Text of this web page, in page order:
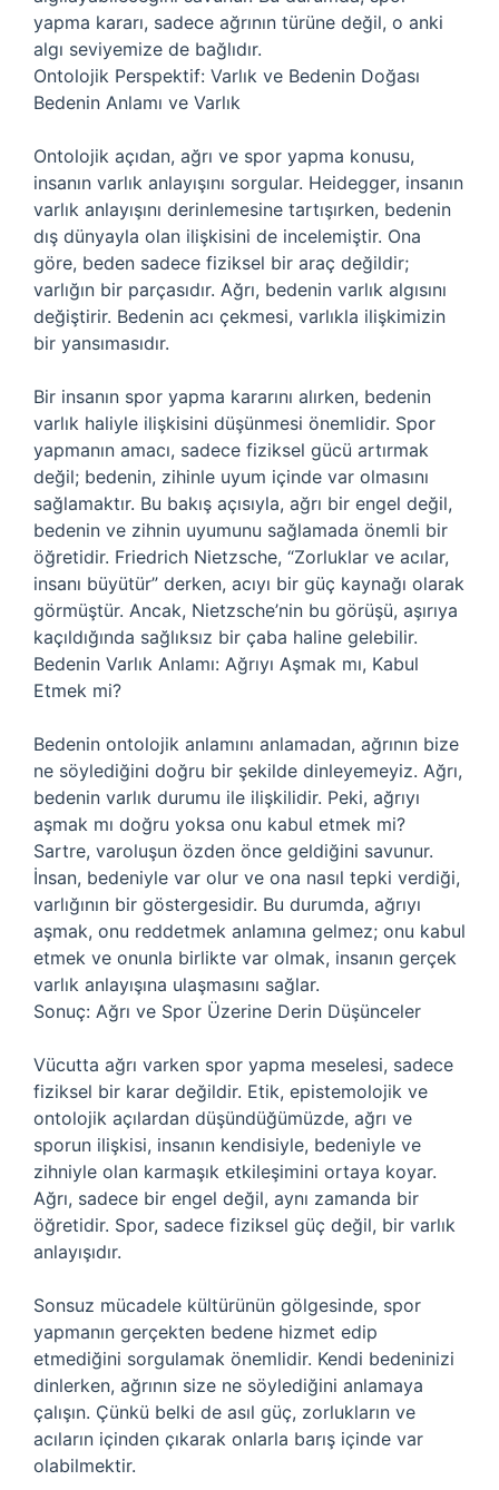
yapma kararı, sadece ağrının türüne değil, o anki
algı seviyemize de bağlıdır.
Ontolojik Perspektif: Varlık ve Bedenin Doğası
Bedenin Anlamı ve Varlık
Ontolojik açıdan, ağrı ve spor yapma konusu,
insanın varlık anlayışını sorgular. Heidegger, insanın
varlık anlayışını derinlemesine tartışırken, bedenin
dış dünyayla olan ilişkisini de incelemiştir. Ona
göre, beden sadece fiziksel bir araç değildir;
varlığın bir parçasıdır. Ağrı, bedenin varlık algısını
değiştirir. Bedenin acı çekmesi, varlıkla ilişkimizin
bir yansımasıdır.
Bir insanın spor yapma kararını alırken, bedenin
varlık haliyle ilişkisini düşünmesi önemlidir. Spor
yapmanın amacı, sadece fiziksel gücü artırmak
değil; bedenin, zihinle uyum içinde var olmasını
sağlamaktır. Bu bakış açısıyla, ağrı bir engel değil,
bedenin ve zihnin uyumunu sağlamada önemli bir
öğretidir. Friedrich Nietzsche, “Zorluklar ve acılar,
insanı büyütür” derken, acıyı bir güç kaynağı olarak
görmüştür. Ancak, Nietzsche’nin bu görüşü, aşırıya
kaçıldığında sağlıksız bir çaba haline gelebilir.
Bedenin Varlık Anlamı: Ağrıyı Aşmak mı, Kabul
Etmek mi?
Bedenin ontolojik anlamını anlamadan, ağrının bize
ne söylediğini doğru bir şekilde dinleyemeyiz. Ağrı,
bedenin varlık durumu ile ilişkilidir. Peki, ağrıyı
aşmak mı doğru yoksa onu kabul etmek mi?
Sartre, varoluşun özden önce geldiğini savunur.
İnsan, bedeniyle var olur ve ona nasıl tepki verdiği,
varlığının bir göstergesidir. Bu durumda, ağrıyı
aşmak, onu reddetmek anlamına gelmez; onu kabul
etmek ve onunla birlikte var olmak, insanın gerçek
varlık anlayışına ulaşmasını sağlar.
Sonuç: Ağrı ve Spor Üzerine Derin Düşünceler
Vücutta ağrı varken spor yapma meselesi, sadece
fiziksel bir karar değildir. Etik, epistemolojik ve
ontolojik açılardan düşündüğümüzde, ağrı ve
sporun ilişkisi, insanın kendisiyle, bedeniyle ve
zihniyle olan karmaşık etkileşimini ortaya koyar.
Ağrı, sadece bir engel değil, aynı zamanda bir
öğretidir. Spor, sadece fiziksel güç değil, bir varlık
anlayışıdır.
Sonsuz mücadele kültürünün gölgesinde, spor
yapmanın gerçekten bedene hizmet edip
etmediğini sorgulamak önemlidir. Kendi bedeninizi
dinlerken, ağrının size ne söylediğini anlamaya
çalışın. Çünkü belki de asıl güç, zorlukların ve
acıların içinden çıkarak onlarla barış içinde var
olabilmektir.